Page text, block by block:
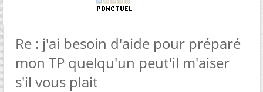
Re : j'ai besoin d'aide pour préparé
mon TP quelqu'un peut'il m'aiser
s'il vous plait